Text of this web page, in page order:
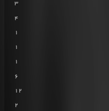
3
4
1
1
1
6
12
2